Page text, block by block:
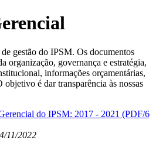
gestão do IPSM. Os documentos
organização, governança e estratégia,
informações orçamentárias,
objetivo é dar transparência às nossas
do IPSM: 2017 - 2021 (PDF/6
11/2022